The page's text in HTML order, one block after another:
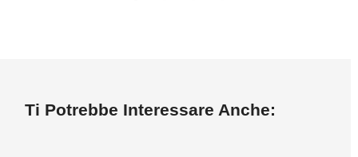
Ti Potrebbe Interessare Anche: